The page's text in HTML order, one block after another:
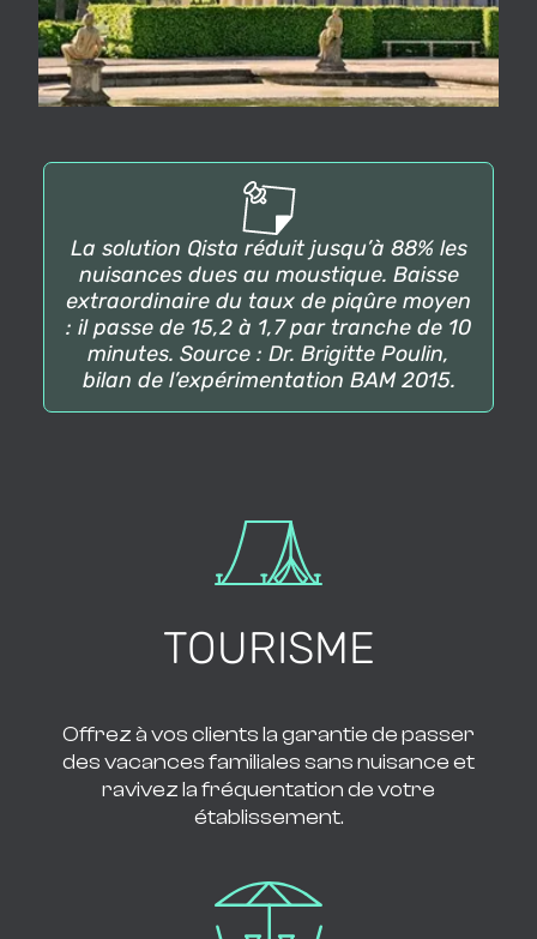
La solution Qista réduit jusqu’à 88% les
nuisances dues au moustique. Baisse
extraordinaire du taux de piqûre moyen
: il passe de 15,2 à 1,7 par tranche de 10
minutes. Source : Dr. Brigitte Poulin,
bilan de l’expérimentation BAM 2015.
TOURISME
Offrez à vos clients la garantie de passer
des vacances familiales sans nuisance et
ravivez la fréquentation de votre
établissement.